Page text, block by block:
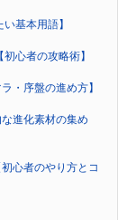
基本用語】
心者の攻略術】
・序盤の進め方】
進化素材の集め
心者のやり方とコ